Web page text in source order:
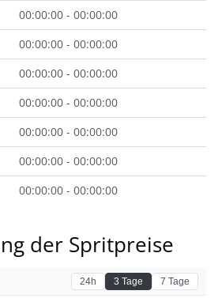
00:00:00 - 00:00:00
00:00:00 - 00:00:00
00:00:00 - 00:00:00
00:00:00 - 00:00:00
00:00:00 - 00:00:00
00:00:00 - 00:00:00
00:00:00 - 00:00:00
der Spritpreise